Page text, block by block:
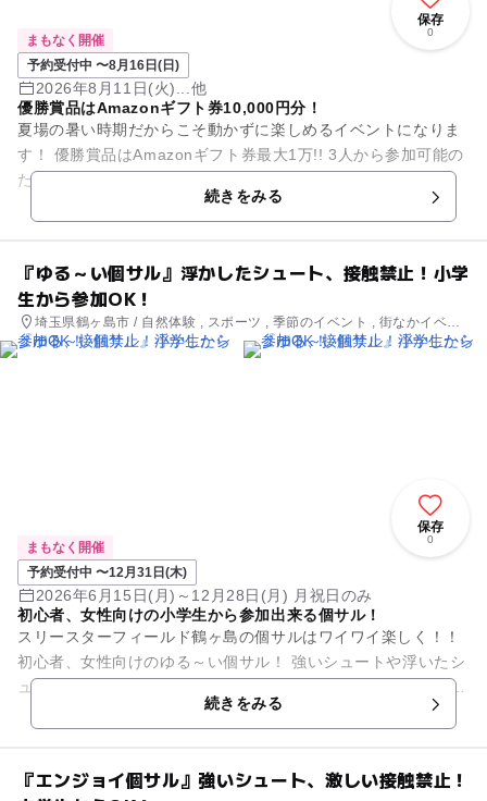
保存
0
まもなく開催
予約受付中 〜8月16日(日)
2026年8月11日(火)...他
優勝賞品はAmazonギフト券10,000円分！
夏場の暑い時期だからこそ動かずに楽しめるイベントになりま
す！ 優勝賞品はAmazonギフト券最大1万!! 3人から参加可能の
続きをみる
『ゆる～い個サル』浮かしたシュート、接触禁止！小学
生から参加OK！
埼玉県鶴ヶ島市 / 自然体験 , スポーツ , 季節のイベント , 街なかイベン
ト , ミニイベント
保存
0
まもなく開催
予約受付中 〜12月31日(木)
2026年6月15日(月)～12月28日(月) 月祝日のみ
初心者、女性向けの小学生から参加出来る個サル！
スリースターフィールド鶴ヶ島の個サルはワイワイ楽しく！！
初心者、女性向けのゆる～い個サル！ 強いシュートや浮いたシ
ュート禁止、接触も禁止、自分勝手なプレーは禁止です！ その
続きをみる
『エンジョイ個サル』強いシュート、激しい接触禁止！